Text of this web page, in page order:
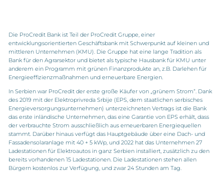
Die ProCredit Bank ist Teil der ProCredit Gruppe, einer
entwicklungsorientierten Geschäftsbank mit Schwerpunkt auf kleinen und
mittleren Unternehmen (KMU). Die Gruppe hat eine lange Tradition als
Bank für den Agrarsektor und bietet als typische Hausbank für KMU unter
anderem ein Programm mit grünen Finanzprodukte an, z.B. Darlehen für
Energieeffizienzmaßnahmen und erneuerbare Energien.
In Serbien war ProCredit der erste große Käufer von „grünem Strom“. Dank
des 2019 mit der Elektroprivreda Srbije (EPS, dem staatlichen serbisches
Energieversorgungsunternehmen) unterzeichneten Vertrags ist die Bank
das erste inländische Unternehmen, das eine Garantie von EPS erhält, dass
der verbrauchte Strom ausschließlich aus erneuerbaren Energiequellen
stammt. Darüber hinaus verfügt das Hauptgebäude über eine Dach- und
Fassadensolaranlage mit 40 + 5 kWp, und 2022 hat das Unternehmen 27
Ladestationen für Elektroautos in ganz Serbien installiert, zusätzlich zu den
bereits vorhandenen 15 Ladestationen. Die Ladestationen stehen allen
Bürgern kostenlos zur Verfügung, und zwar 24 Stunden am Tag.